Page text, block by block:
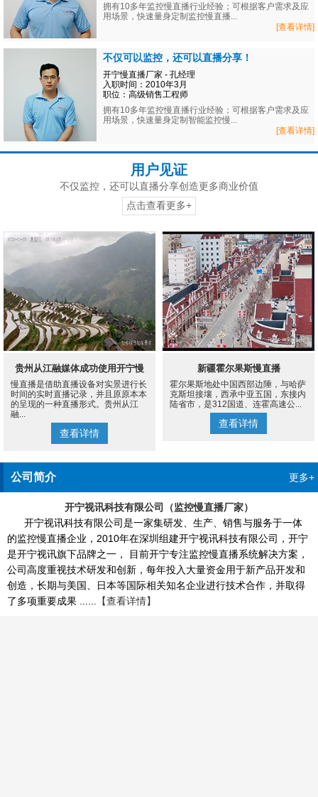
拥有10多年监控慢直播行业经验；可根据客户需求及应
用场景，快速量身定制监控慢直播...
[查看详情]
不仅可以监控，还可以直播分享！
开宁慢直播厂家 - 孔经理
入职时间：2010年3月
职位：高级销售工程师
拥有10多年监控慢直播行业经验；可根据客户需求及应
用场景，快速量身定制智能监控慢...
[查看详情]
用户见证
不仅监控，还可以直播分享创造更多商业价值
点击查看更多+
贵州从江融媒体成功使用开宁慢
直播设备案例
慢直播是借助直播设备对实景进行长
时间的实时直播记录，并且原原本本
的呈现的一种直播形式。贵州从江
融...
查看详情
新疆霍尔果斯慢直播
霍尔果斯地处中国西部边陲，与哈萨
克斯坦接壤，西承中亚五国，东接内
陆省市，是312国道、连霍高速公...
查看详情
公司简介 更多+
开宁视讯科技有限公司（监控慢直播厂家）
开宁视讯科技有限公司是一家集研发、生产、销售与服务于一体
的监控慢直播企业，2010年在深圳组建开宁视讯科技有限公司，开宁
是开宁视讯旗下品牌之一， 目前开宁专注监控慢直播系统解决方案，
公司高度重视技术研发和创新，每年投入大量资金用于新产品开发和
创造，长期与美国、日本等国际相关知名企业进行技术合作，并取得
了多项重要成果 ......
【查看详情】